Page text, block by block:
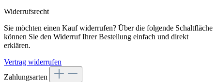
Widerrufsrecht
Sie möchten einen Kauf widerrufen? Über die folgende Schaltfläche
können Sie den Widerruf Ihrer Bestellung einfach und direkt
erklären.
Vertrag widerrufen
Zahlungsarten